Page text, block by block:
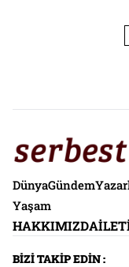
DünyaGündem
Yaşam
HAKKIMIZDA
BİZİ TAKİP EDİN :